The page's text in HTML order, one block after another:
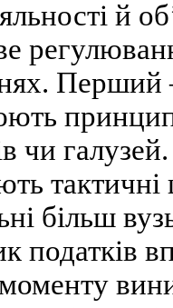
й
чи
тактичні
більш
податків